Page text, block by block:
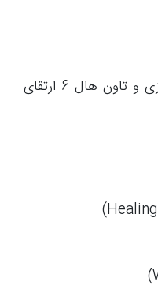
به نظر ما در مراحل ابتدایی بازی و تاون هال 6 ارتقای